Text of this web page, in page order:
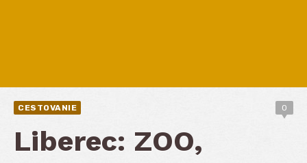
CESTOVANIE 0
Liberec: ZOO,